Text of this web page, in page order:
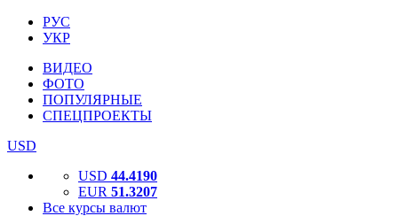
РУС
УКР
ВИДЕО
ФОТО
ПОПУЛЯРНЫЕ
СПЕЦПРОЕКТЫ
USD
USD 44.4190
EUR 51.3207
Все курсы валют